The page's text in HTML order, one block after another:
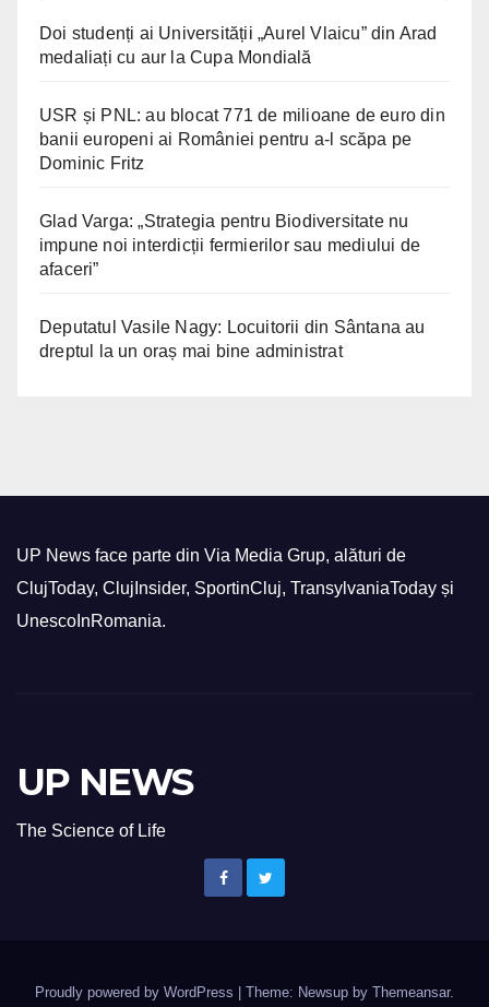
Doi studenți ai Universității „Aurel Vlaicu” din Arad
medaliați cu aur la Cupa Mondială
USR și PNL: au blocat 771 de milioane de euro din
banii europeni ai României pentru a-l scăpa pe
Dominic Fritz
Glad Varga: „Strategia pentru Biodiversitate nu
impune noi interdicții fermierilor sau mediului de
afaceri”
Deputatul Vasile Nagy: Locuitorii din Sântana au
dreptul la un oraș mai bine administrat
UP News face parte din Via Media Grup, alături de
ClujToday, ClujInsider, SportinCluj, TransylvaniaToday și
UnescoInRomania.
UP NEWS
The Science of Life
Proudly powered by WordPress Theme: Newsup by Themeansar.